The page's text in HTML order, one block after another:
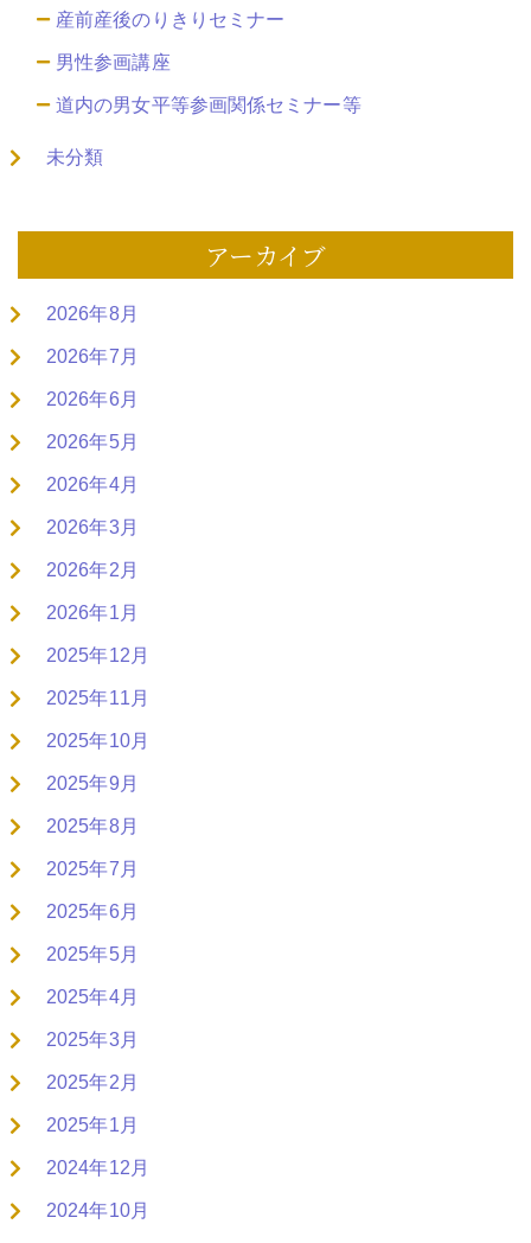
産前産後のりきりセミナー
男性参画講座
道内の男女平等参画関係セミナー等
未分類
アーカイブ
2026年8月
2026年7月
2026年6月
2026年5月
2026年4月
2026年3月
2026年2月
2026年1月
2025年12月
2025年11月
2025年10月
2025年9月
2025年8月
2025年7月
2025年6月
2025年5月
2025年4月
2025年3月
2025年2月
2025年1月
2024年12月
2024年10月